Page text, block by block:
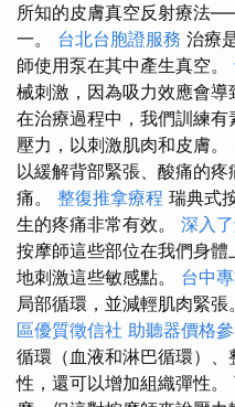
所知的皮膚真空反射療法
一。 台北台胞證服務 治療
師使用泵在其中產生真空。
械刺激，因為吸力效應會導
在治療過程中，我們訓練
壓力，以刺激肌肉和皮膚。
以緩解背部緊張、酸痛的
痛。 整復推拿療程 瑞典式
生的疼痛非常有效。 深入
按摩師這些部位在我們身
地刺激這些敏感點。 台中
局部循環，並減輕肌肉緊
區優質徵信社 助聽器價格
循環（血液和淋巴循環）
性，還可以增加組織彈性